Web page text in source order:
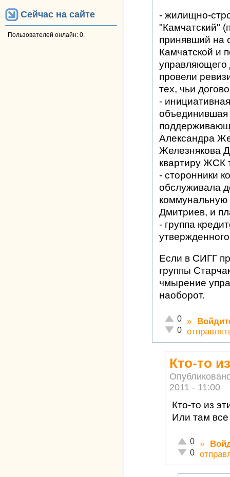
Сейчас на сайте
Пользователей онлайн: 0.
- жилищно-
"Камчатский"
принявший на
Камчатской и
провели
тех, чьи
-
Александра
Железнякова
квартиру ЖСК
- сторонники
обслуживала
коммунальную
Дмитриев, и
- группа
Если в СИГГ
группы
чмырение
наоборот.
Отлично!
0
Неадекватно!
0
»
Кто-то
2011 - 11:00
Кто-то из
Или там
Отлично!
0
Неадекватно!
0
»